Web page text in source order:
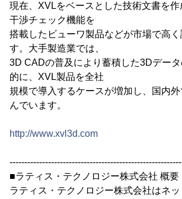
現在、XVLをベースとした技術文書を作
干渉チェック機能を
搭載したビューワ製品などが市場で高く
す。大手製造業では、
3D CADの普及により蓄積した3Dデータ
的に、XVL製品を全社
規模で導入するケースが増加し、国内
んでいます。
http://www.xvl3d.com
■ラティス・テクノロジー株式会社 概要
ラティス・テクノロジー株式会社はネ